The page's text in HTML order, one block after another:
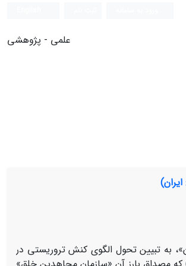
علمی - پژوهشی
به تبیین تحول الگوی کنش تروریستی در